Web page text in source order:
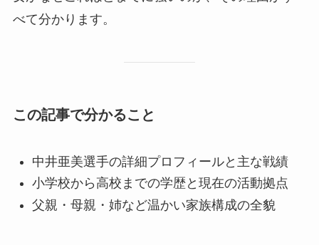
べて分かります。
この記事で分かること
中井亜美選手の詳細プロフィールと主な戦績
小学校から高校までの学歴と現在の活動拠点
父親・母親・姉など温かい家族構成の全貌